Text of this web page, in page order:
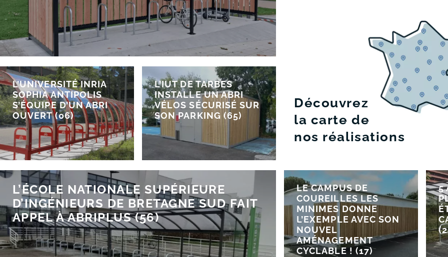
L’UNIVERSITÉ INRIA
SOPHIA ANTIPOLIS
S’ÉQUIPE D’UN ABRI
OUVERT (06)
L’IUT DE TARBES
INSTALLE UN ABRI
VÉLOS SÉCURISÉ SUR
SON PARKING (65)
Découvrez
la carte de
nos réalisations
L’ÉCOLE NATIONALE SUPÉRIEURE
D’INGÉNIEURS DE BRETAGNE SUD FAIT
APPEL À ABRIPLUS (56)
LE CAMPUS DE
COUREILLES LES
MINIMES DONNE
L’EXEMPLE AVEC SON
NOUVEL
AMÉNAGEMENT
CYCLABLE ! (17)
5